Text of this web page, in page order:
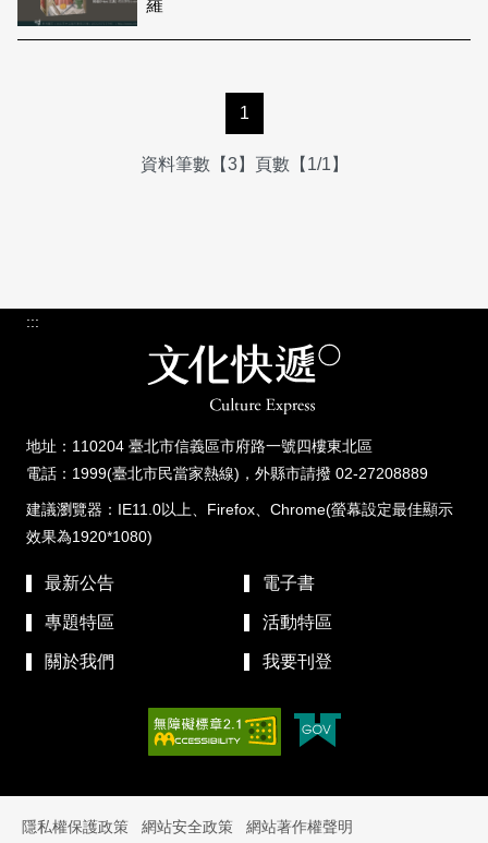
羅
1
資料筆數【3】頁數【1/1】
:::
地址：110204 臺北市信義區市府路一號四樓東北區
電話：1999(臺北市民當家熱線)，外縣市請撥 02-27208889
建議瀏覽器：IE11.0以上、Firefox、Chrome(螢幕設定最佳顯示
效果為1920*1080)
最新公告 電子書
專題特區 活動特區
關於我們 我要刊登
隱私權保護政策 網站安全政策 網站著作權聲明